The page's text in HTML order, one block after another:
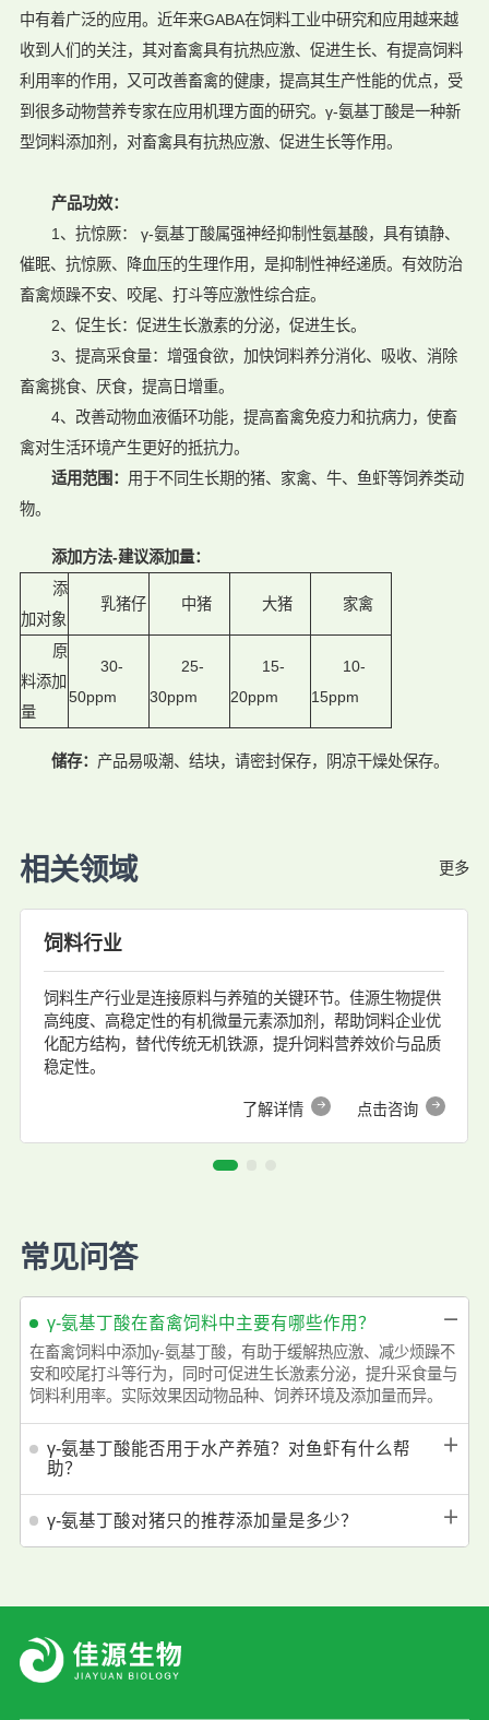
中有着广泛的应用。近年来GABA在饲料工业中研究和应用越来越
收到人们的关注，其对畜禽具有抗热应激、促进生长、有提高饲料
利用率的作用，又可改善畜禽的健康，提高其生产性能的优点，受
到很多动物营养专家在应用机理方面的研究。γ-氨基丁酸是一种新
型饲料添加剂，对畜禽具有抗热应激、促进生长等作用。
产品功效：
1、抗惊厥： γ-氨基丁酸属强神经抑制性氨基酸，具有镇静、
催眠、抗惊厥、降血压的生理作用，是抑制性神经递质。有效防治
畜禽烦躁不安、咬尾、打斗等应激性综合症。
2、促生长：促进生长激素的分泌，促进生长。
3、提高采食量：增强食欲，加快饲料养分消化、吸收、消除
畜禽挑食、厌食，提高日增重。
4、改善动物血液循环功能，提高畜禽免疫力和抗病力，使畜
禽对生活环境产生更好的抵抗力。
适用范围： 用于不同生长期的猪、家禽、牛、鱼虾等饲养类动
物。
添加方法-建议添加量：
添
加对象
乳猪仔 中猪 大猪 家禽
原
料添加
量
30-
50ppm
25-
30ppm
15-
20ppm
10-
15ppm
储存： 产品易吸潮、结块，请密封保存，阴凉干燥处保存。
相关领域 更多
食品行业
食品加工行业在婴幼儿配方食品、营养强化食品及肉制
工中，需要安全、稳定的铁营养强化剂。富马酸亚铁作
机铁源，被广泛应用于各类强化食品。
了解详情 点击咨询
常见问答
γ-氨基丁酸在畜禽饲料中主要有哪些作用？ －
在畜禽饲料中添加γ-氨基丁酸，有助于缓解热应激、减少烦躁不
安和咬尾打斗等行为，同时可促进生长激素分泌，提升采食量与
饲料利用率。实际效果因动物品种、饲养环境及添加量而异。
γ-氨基丁酸能否用于水产养殖？对鱼虾有什么帮
助？
＋
γ-氨基丁酸对猪只的推荐添加量是多少？ ＋